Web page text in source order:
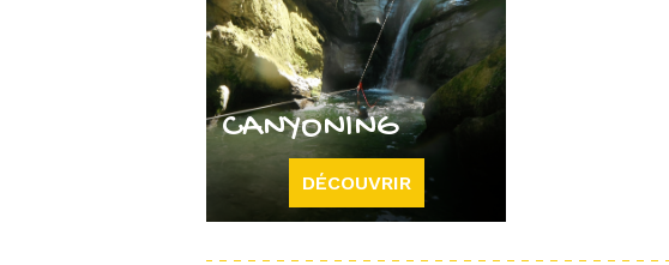
CANYONING
DÉCOUVRIR